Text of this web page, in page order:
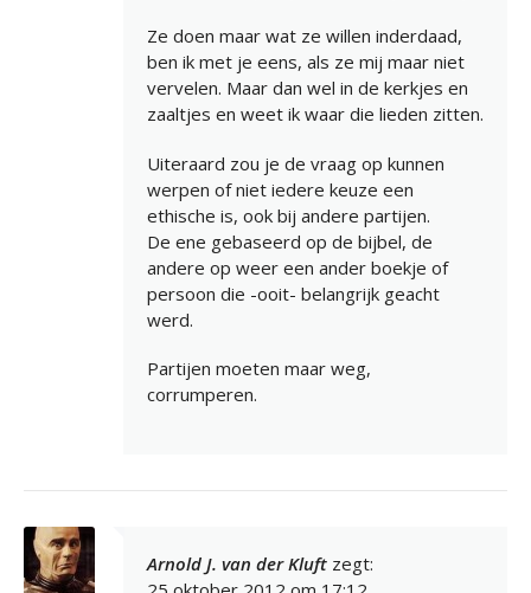
Ze doen maar wat ze willen inderdaad,
ben ik met je eens, als ze mij maar niet
vervelen. Maar dan wel in de kerkjes en
zaaltjes en weet ik waar die lieden zitten.
Uiteraard zou je de vraag op kunnen
werpen of niet iedere keuze een
ethische is, ook bij andere partijen.
De ene gebaseerd op de bijbel, de
andere op weer een ander boekje of
persoon die -ooit- belangrijk geacht
werd.
Partijen moeten maar weg,
corrumperen.
Arnold J. van der Kluft zegt: